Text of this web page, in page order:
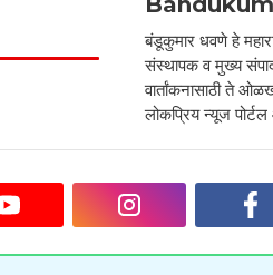
बंडूकुमार धवणे हे
संस्थापक व मुख्य
वार्तांकनासाठी ते
लोकप्रिय न्यूज